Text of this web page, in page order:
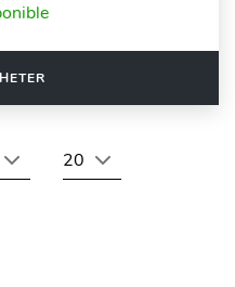
au plus ancien
20